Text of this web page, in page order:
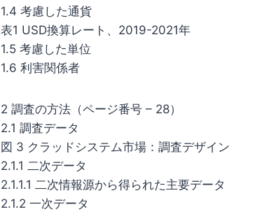
1.4 考慮した通貨
表1 USD換算レート、2019-2021年
1.5 考慮した単位
1.6 利害関係者
2 調査の方法（ページ番号 – 28）
2.1 調査データ
図 3 クラッドシステム市場：調査デザイン
2.1.1 二次データ
2.1.1.1 二次情報源から得られた主要データ
2.1.2 一次データ